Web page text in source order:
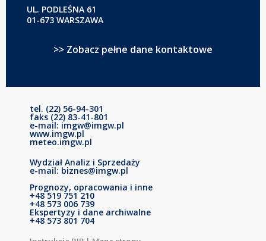
UL. PODLEŚNA 61
01-673 WARSZAWA
>> Zobacz pełne dane kontaktowe
tel. (22) 56-94-301
faks (22) 83-41-801
e-mail: imgw@imgw.pl
www.imgw.pl
meteo.imgw.pl
Wydział Analiz i Sprzedaży
e-mail: biznes@imgw.pl
Prognozy, opracowania i inne
+48 519 751 210
+48 573 006 739
Ekspertyzy i dane archiwalne
+48 573 801 704